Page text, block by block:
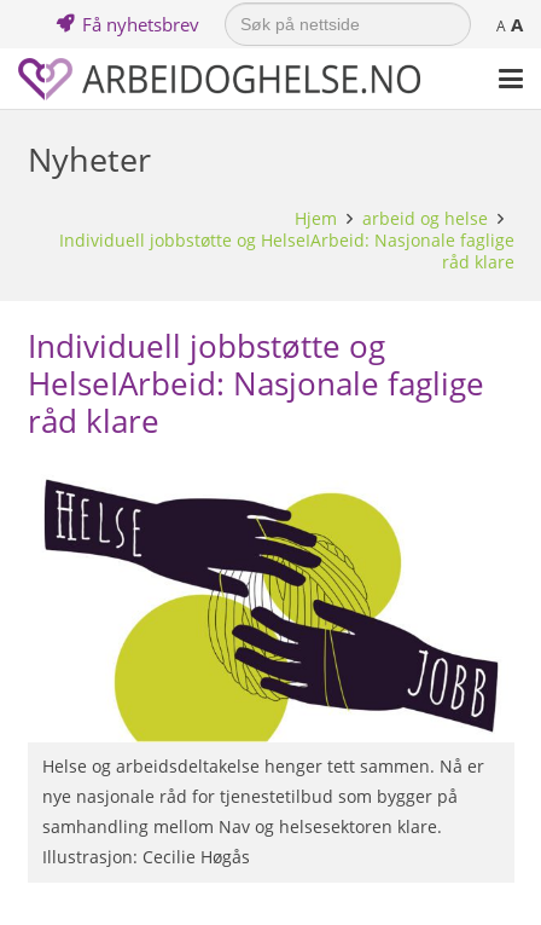
Få nyhetsbrev
Search
for: A A
Nyheter
Hjem
arbeid og helse
Individuell jobbstøtte og HelseIArbeid: Nasjonale faglige
råd klare
Individuell jobbstøtte og
HelseIArbeid: Nasjonale faglige
råd klare
Helse og arbeidsdeltakelse henger tett sammen. Nå er
nye nasjonale råd for tjenestetilbud som bygger på
samhandling mellom Nav og helsesektoren klare.
Illustrasjon: Cecilie Høgås